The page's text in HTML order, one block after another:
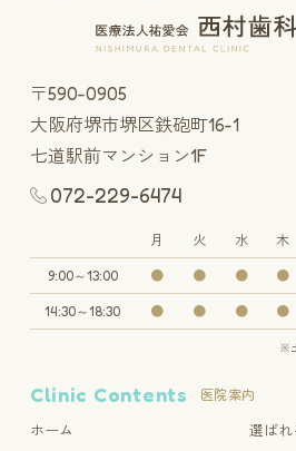
〒590-0905
大阪府堺市堺区鉄砲町16-1
七道駅前マンション1F
072-229-6474
月 火 水 木
9:00～13:00 ● ● ● ●
14:30～18:30 ● ● ● ●
※
Clinic Contents 医院案内
ホーム
選ばれ